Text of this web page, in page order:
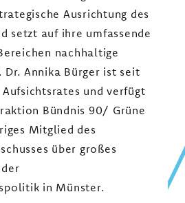
Ausrichtung des
setzt auf ihre umfassende
nachhaltige
Annika Bürger ist seit
und verfügt
Bündnis 90/ Grüne
Mitglied des
über großes
in Münster.